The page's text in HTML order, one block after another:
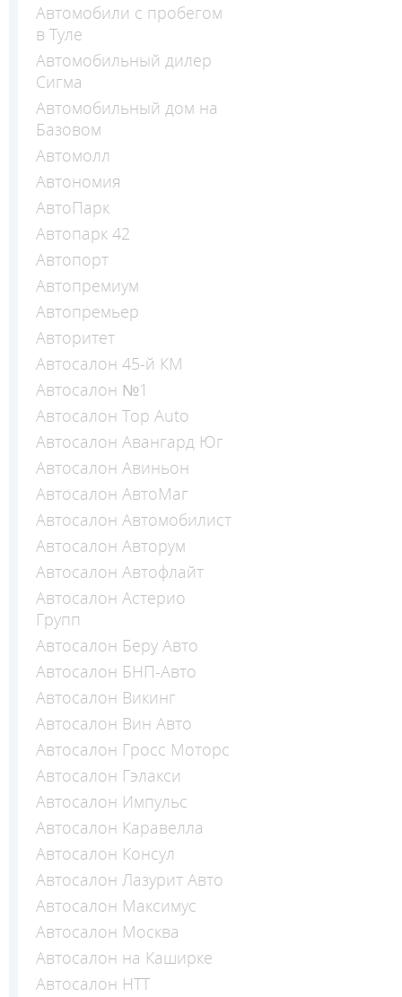
Автомобили с пробегом
в Туле
Автомобильный дилер
Сигма
Автомобильный дом на
Базовом
Автомолл
Автономия
АвтоПарк
Автопарк 42
Автопорт
Автопремиум
Автопремьер
Авторитет
Автосалон 45-й КМ
Автосалон №1
Автосалон Top Auto
Автосалон Авангард Юг
Автосалон Авиньон
Автосалон АвтоМаг
Автосалон Автомобилист
Автосалон Авторум
Автосалон Автофлайт
Автосалон Астерио
Групп
Автосалон Беру Авто
Автосалон БНП-Авто
Автосалон Викинг
Автосалон Вин Авто
Автосалон Гросс Моторс
Автосалон Гэлакси
Автосалон Импульс
Автосалон Каравелла
Автосалон Консул
Автосалон Лазурит Авто
Автосалон Максимус
Автосалон Москва
Автосалон на Каширке
Автосалон НТТ